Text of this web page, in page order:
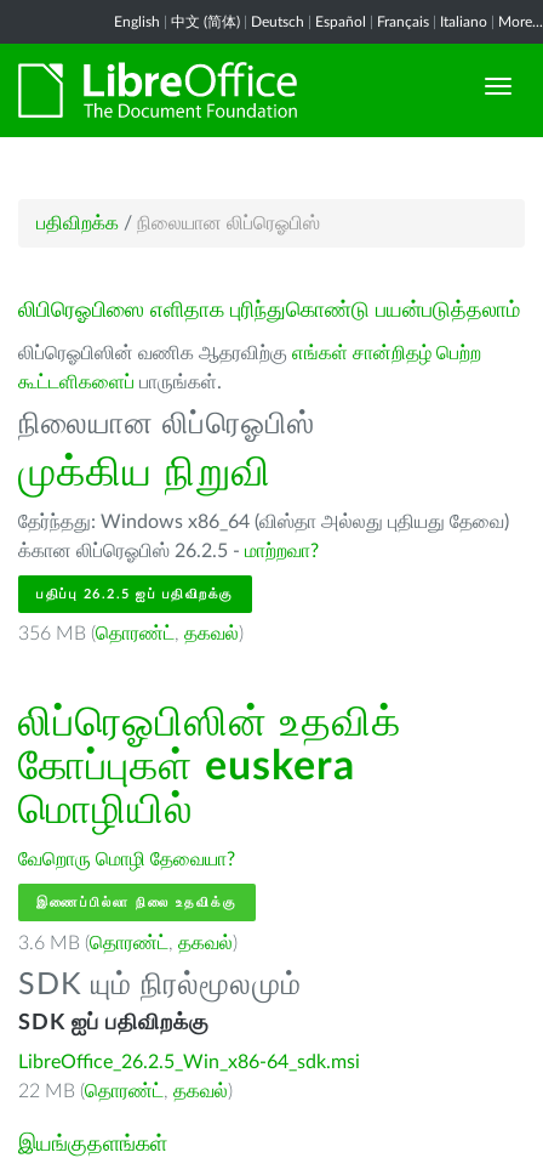
English 中文 (简体) Deutsch Español Français Italiano More...
பதிவிறக்க / நிலையான லிப்ரெஓபிஸ்
லிபிரெஓபிஸை எளிதாக புரிந்துகொண்டு பயன்படுத்தலாம்
லிப்ரெஓபிஸின் வணிக ஆதரவிற்கு எங்கள் சான்றிதழ் பெற்ற
கூட்டளிகளைப் பாருங்கள்.
நிலையான லிப்ரெஓபிஸ்
முக்கிய நிறுவி
தேர்ந்தது: Windows x86_64 (விஸ்தா அல்லது புதியது தேவை)
க்கான லிப்ரெஓபிஸ் 26.2.5 - மாற்றவா?
பதிப்பு 26.2.5 ஐப் பதிவிறக்கு
356 MB (தொரண்ட் , தகவல்)
லிப்ரெஓபிஸின் உதவிக்
கோப்புகள் euskera
மொழியில்
வேறொரு மொழி தேவையா?
இணைப்பில்லா நிலை உதவிக்கு
3.6 MB (தொரண்ட் , தகவல்)
SDK யும் நிரல்மூலமும்
SDK ஐப் பதிவிறக்கு
LibreOffice_26.2.5_Win_x86-64_sdk.msi
22 MB (தொரண்ட் , தகவல்)
இயங்குதளங்கள்